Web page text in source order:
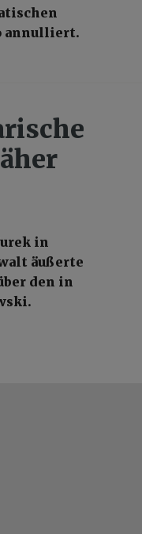
annulliert.
in
äußerte
den in